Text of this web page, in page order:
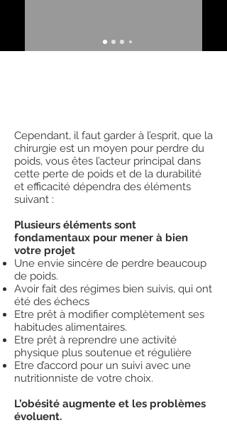
Cependant, il faut garder à l’esprit, que la
chirurgie est un moyen pour perdre du
poids, vous êtes l’acteur principal dans
cette perte de poids et de la durabilité
et efficacité dépendra des éléments
suivant :
Plusieurs éléments sont
fondamentaux pour mener à bien
votre projet
Une envie sincère de perdre beaucoup
de poids.
Avoir fait des régimes bien suivis, qui ont
été des échecs
Etre prêt à modifier complètement ses
habitudes alimentaires.
Etre prêt à reprendre une activité
physique plus soutenue et régulière
Etre d’accord pour un suivi avec une
nutritionniste de votre choix.
L’obésité augmente et les problèmes
évoluent.